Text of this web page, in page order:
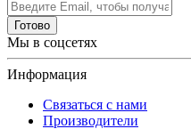
Готово
Мы в соцсетях
Информация
Связаться с нами
Производители